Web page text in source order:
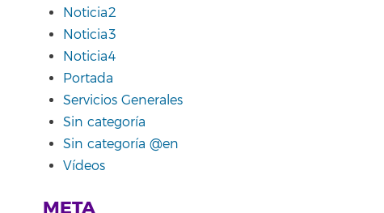
Noticia2
Noticia3
Noticia4
Portada
Servicios Generales
Sin categoría
Sin categoría @en
Vídeos
META